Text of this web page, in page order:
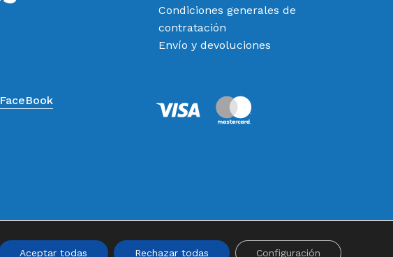
Condiciones generales de
contratación
Envío y devoluciones
FaceBook
Aceptar todas Rechazar todas Configuración